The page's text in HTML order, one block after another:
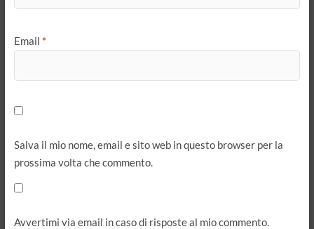
Email *
Salva il mio nome, email e sito web in questo browser per la
prossima volta che commento.
Avvertimi via email in caso di risposte al mio commento.